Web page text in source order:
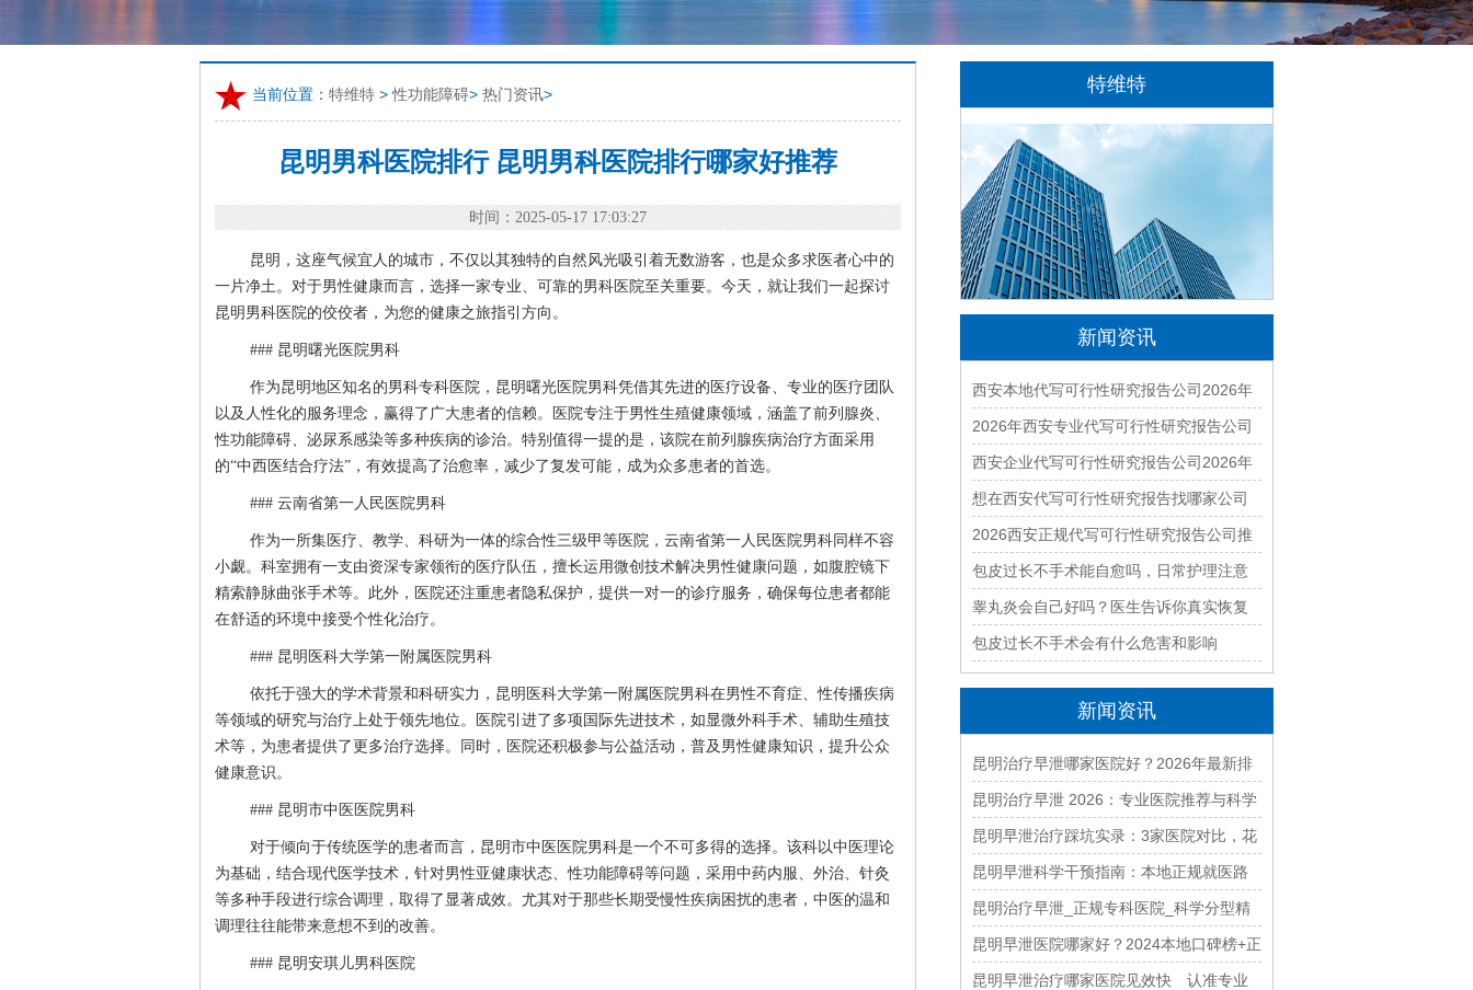
当前位置： 特维特 >性功能障碍> 热门资讯>
昆明男科医院排行 昆明男科医院排行哪家好推荐
时间：2025-05-17 17:03:27
昆明，这座气候宜人的城市，不仅以其独特的自然风光吸引着无数游客，也是众多求医者心中的
一片净土。对于男性健康而言，选择一家专业、可靠的男科医院至关重要。今天，就让我们一起探讨
昆明男科医院的佼佼者，为您的健康之旅指引方向。
### 昆明曙光医院男科
作为昆明地区知名的男科专科医院，昆明曙光医院男科凭借其先进的医疗设备、专业的医疗团队
以及人性化的服务理念，赢得了广大患者的信赖。医院专注于男性生殖健康领域，涵盖了前列腺炎、
性功能障碍、泌尿系感染等多种疾病的诊治。特别值得一提的是，该院在前列腺疾病治疗方面采用
的“中西医结合疗法”，有效提高了治愈率，减少了复发可能，成为众多患者的首选。
### 云南省第一人民医院男科
作为一所集医疗、教学、科研为一体的综合性三级甲等医院，云南省第一人民医院男科同样不容
小觑。科室拥有一支由资深专家领衔的医疗队伍，擅长运用微创技术解决男性健康问题，如腹腔镜下
精索静脉曲张手术等。此外，医院还注重患者隐私保护，提供一对一的诊疗服务，确保每位患者都能
在舒适的环境中接受个性化治疗。
### 昆明医科大学第一附属医院男科
依托于强大的学术背景和科研实力，昆明医科大学第一附属医院男科在男性不育症、性传播疾病
等领域的研究与治疗上处于领先地位。医院引进了多项国际先进技术，如显微外科手术、辅助生殖技
术等，为患者提供了更多治疗选择。同时，医院还积极参与公益活动，普及男性健康知识，提升公众
健康意识。
### 昆明市中医医院男科
对于倾向于传统医学的患者而言，昆明市中医医院男科是一个不可多得的选择。该科以中医理论
为基础，结合现代医学技术，针对男性亚健康状态、性功能障碍等问题，采用中药内服、外治、针灸
等多种手段进行综合调理，取得了显著成效。尤其对于那些长期受慢性疾病困扰的患者，中医的温和
调理往往能带来意想不到的改善。
### 昆明安琪儿男科医院
特维特
特维特科技（TecWit Technology）是一
家专注于数字化技术创新与应用的科技企业。
公司致力于为客户提供涵盖人工智能、软件开
发、网站建设、云计算、大数据及数字营销等
领域的综合解决方案...[详情]
新闻资讯
西安本地代写可行性研究报告公司2026年
哪家好？专业编制一站式服务
2026年西安专业代写可行性研究报告公司
有哪些？本地正规资质团队汇总
西安企业代写可行性研究报告公司2026年
最新排名与收费标准全面解析
想在西安代写可行性研究报告找哪家公司
好？2026本地靠谱机构精选指南
2026西安正规代写可行性研究报告公司推
荐｜本地专业编制团队快速出稿
包皮过长不手术能自愈吗，日常护理注意
什么
睾丸炎会自己好吗？医生告诉你真实恢复
过程
包皮过长不手术会有什么危害和影响
新闻资讯
昆明治疗早泄哪家医院好？2026年最新排
名及费用解析
昆明治疗早泄 2026：专业医院推荐与科学
治疗方案详解
昆明早泄治疗踩坑实录：3家医院对比，花
2W才懂美国方案成功率翻倍！
昆明早泄科学干预指南：本地正规就医路
径与康复建议
昆明治疗早泄_正规专科医院_科学分型精
准调理见效快
昆明早泄医院哪家好？2024本地口碑榜+正
规收费，治疗少走弯路
昆明早泄治疗哪家医院见效快 认准专业